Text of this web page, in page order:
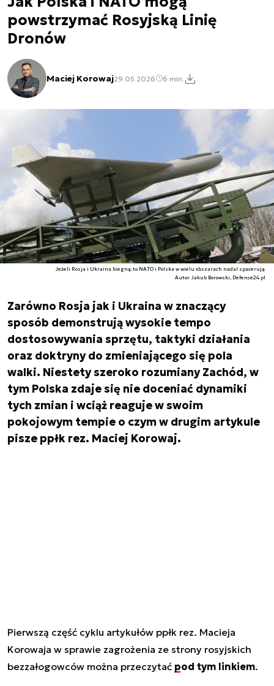
powstrzymać Rosyjską Linię
Dronów
Maciej Korowaj29.05.2026 6 min.
Jeżeli Rosja i Ukraina biegną, to NATO i Polska w wielu obszarach nadal spacerują.
Autor. Jakub Borowski, Defence24.pl
Zarówno Rosja jak i Ukraina w znaczący
sposób demonstrują wysokie tempo
dostosowywania sprzętu, taktyki działania
oraz doktryny do zmieniającego się pola
walki. Niestety szeroko rozumiany Zachód, w
tym Polska zdaje się nie doceniać dynamiki
tych zmian i wciąż reaguje w swoim
pokojowym tempie o czym w drugim artykule
pisze ppłk rez. Maciej Korowaj.
Pierwszą część cyklu artykułów ppłk rez. Macieja
Korowaja w sprawie zagrożenia ze strony rosyjskich
bezzałogowców można przeczytać pod tym linkiem.